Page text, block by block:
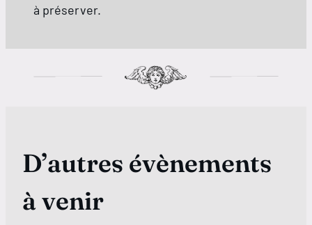
à préserver.
D’autres évènements
à venir